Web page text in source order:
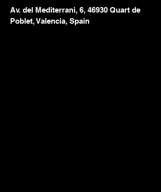
Av. del Mediterrani, 6, 46930 Quart de
Poblet, Valencia, Spain